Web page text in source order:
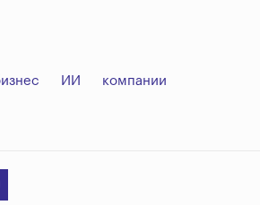
ИИ компании